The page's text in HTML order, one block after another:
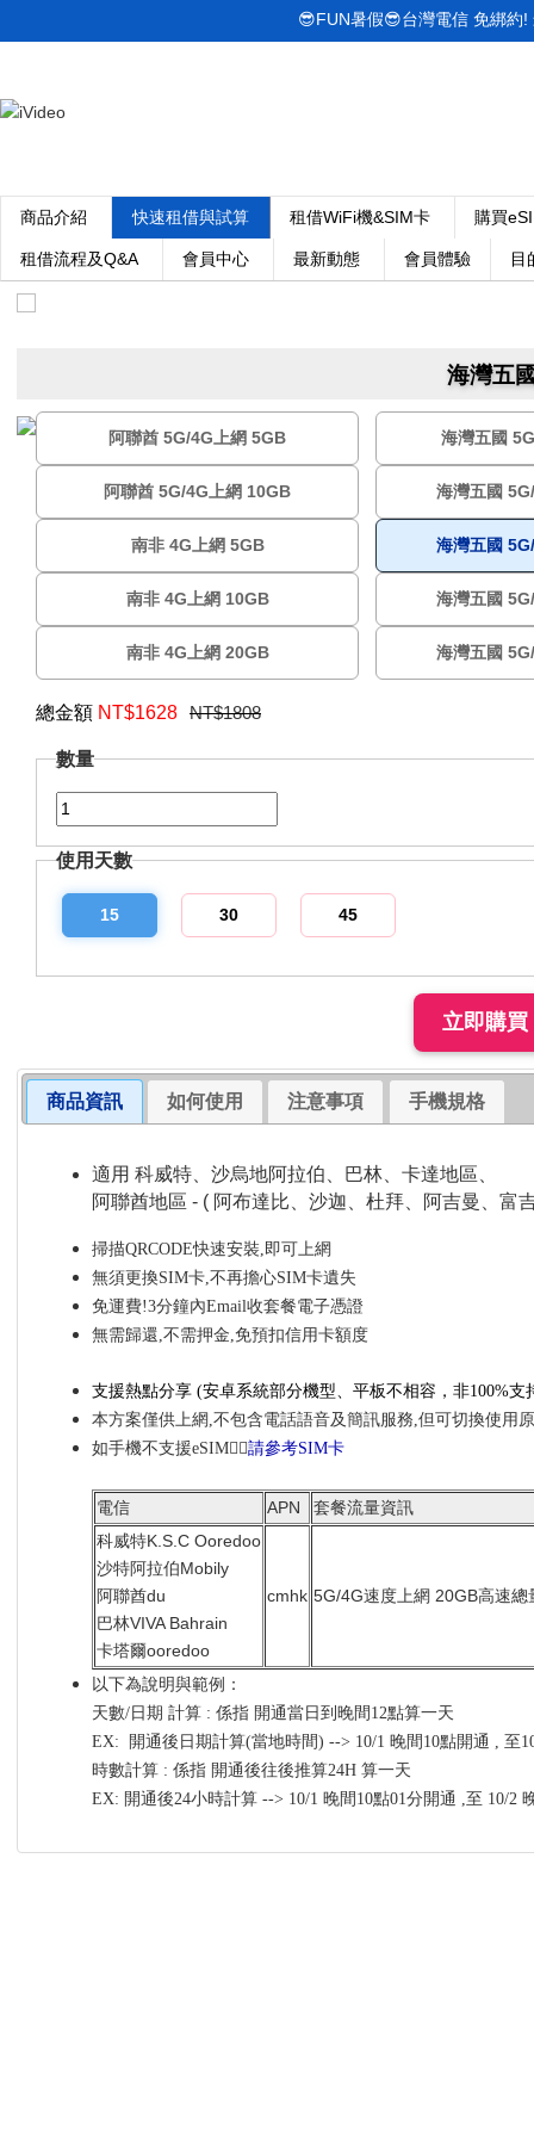
商品介紹 快速租借與試算 租借WiFi機&SIM卡 購買
租借流程及Q&A 會員中心 最新動態 會員體驗 目
😎FUN暑假😎台灣電信 免綁約
海灣五
阿聯酋 5G/4G上網 5GB 海灣五國
阿聯酋 5G/4G上網 10GB 海灣五國
南非 4G上網 5GB 海灣五國
南非 4G上網 10GB 海灣五國
南非 4G上網 20GB 海灣五國
總金額 NT$1628 NT$1808
數量
使用天數
15 30 45
商品資訊 如何使用 注意事項 手機規格
適用 科威特、沙烏地阿拉伯、巴林、卡達地區、
阿聯酋地區 - ( 阿布達比、沙迦、杜拜、阿吉曼、富
掃描QRCODE快速安裝,即可上網
無須更換SIM卡,不再擔心SIM卡遺失
免運費!3分鐘內Email收套餐電子憑證
無需歸還,不需押金,免預扣信用卡額度
支援熱點分享 (安卓系統部分機型、平板不相容，非100%支
本方案僅供上網,不包含電話語音及簡訊服務,但可切換使用
如手機不支援eSIM👉🏼請參考SIM卡
電信 APN
套餐流量資訊
科威特K.S.C Ooredoo
沙特阿拉伯Mobily
阿聯酋du
巴林VIVA Bahrain
卡塔爾ooredoo
cmhk 5G/4G速度上網 20GB高速
以下為說明與範例：
天數/日期 計算 : 係指 開通當日到晚間12點算一天
EX: 開通後日期計算(當地時間) --> 10/1 晚間10點開通 , 至
時數計算 : 係指 開通後往後推算24H 算一天
EX: 開通後24小時計算 --> 10/1 晚間10點01分開通 ,至 10/2